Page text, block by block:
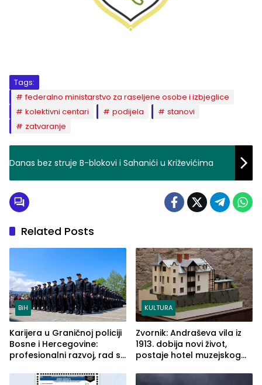
Tags:
federalno ministarstvo za raseljene osobe i izbjeglice
kolektivni centari
podijela
stanovi
zatvaranje
Danas bez struje B-blokovi i Sahanići u Križevićima
Related Posts
BiH
Karijera u Graničnoj policiji
Bosne i Hercegovine:
profesionalni razvoj, rad sa
služba građanima
KULTURA
Zvornik: Andraševa vila iz
1913. dobija novi život,
postaje hotel muzejskog